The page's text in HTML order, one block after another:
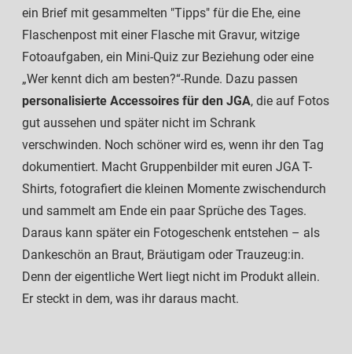
ein Brief mit gesammelten "Tipps" für die Ehe, eine
Flaschenpost mit einer Flasche mit Gravur, witzige
Fotoaufgaben, ein Mini-Quiz zur Beziehung oder eine
„Wer kennt dich am besten?“-Runde. Dazu passen
personalisierte Accessoires für den JGA, die auf Fotos
gut aussehen und später nicht im Schrank
verschwinden. Noch schöner wird es, wenn ihr den Tag
dokumentiert. Macht Gruppenbilder mit euren JGA T-
Shirts, fotografiert die kleinen Momente zwischendurch
und sammelt am Ende ein paar Sprüche des Tages.
Daraus kann später ein Fotogeschenk entstehen – als
Dankeschön an Braut, Bräutigam oder Trauzeug:in.
Denn der eigentliche Wert liegt nicht im Produkt allein.
Er steckt in dem, was ihr daraus macht.